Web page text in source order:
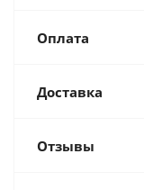
Оплата
Доставка
Отзывы